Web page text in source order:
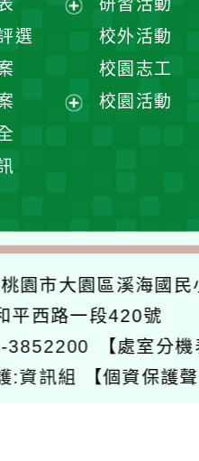
單
選
研習活動
校外活動
校園志工
校園活動
桃園市大園區溪海國民
平西路一段420號
3852200
【處室分機
:資訊組 【個資保護聲